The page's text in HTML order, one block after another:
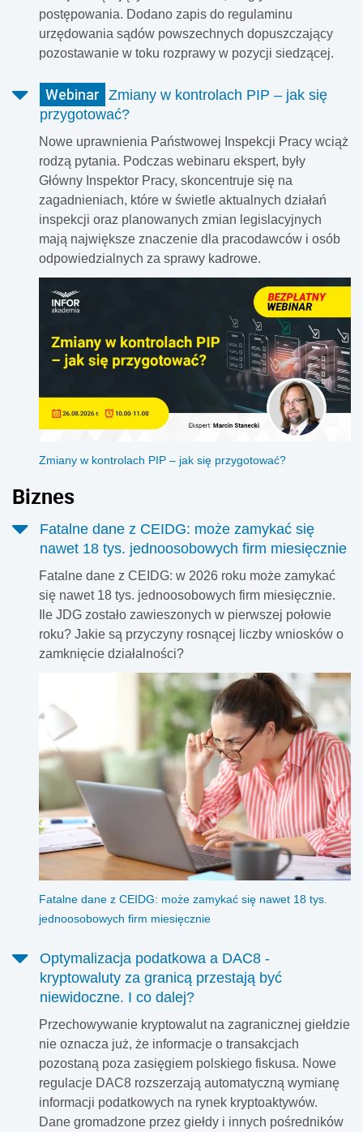
postępowania. Dodano zapis do regulaminu
urzędowania sądów powszechnych dopuszczający
pozostawanie w toku rozprawy w pozycji siedzącej.
Webinar Zmiany w kontrolach PIP – jak się
przygotować?
Nowe uprawnienia Państwowej Inspekcji Pracy wciąż
rodzą pytania. Podczas webinaru ekspert, były
Główny Inspektor Pracy, skoncentruje się na
zagadnieniach, które w świetle aktualnych działań
inspekcji oraz planowanych zmian legislacyjnych
mają największe znaczenie dla pracodawców i osób
odpowiedzialnych za sprawy kadrowe.
Zmiany w kontrolach PIP – jak się przygotować?
Biznes
Fatalne dane z CEIDG: może zamykać się
nawet 18 tys. jednoosobowych firm miesięcznie
Fatalne dane z CEIDG: w 2026 roku może zamykać
się nawet 18 tys. jednoosobowych firm miesięcznie.
Ile JDG zostało zawieszonych w pierwszej połowie
roku? Jakie są przyczyny rosnącej liczby wniosków o
zamknięcie działalności?
Fatalne dane z CEIDG: może zamykać się nawet 18 tys.
jednoosobowych firm miesięcznie
Optymalizacja podatkowa a DAC8 -
kryptowaluty za granicą przestają być
niewidoczne. I co dalej?
Przechowywanie kryptowalut na zagranicznej giełdzie
nie oznacza już, że informacje o transakcjach
pozostaną poza zasięgiem polskiego fiskusa. Nowe
regulacje DAC8 rozszerzają automatyczną wymianę
informacji podatkowych na rynek kryptoaktywów.
Dane gromadzone przez giełdy i innych pośredników